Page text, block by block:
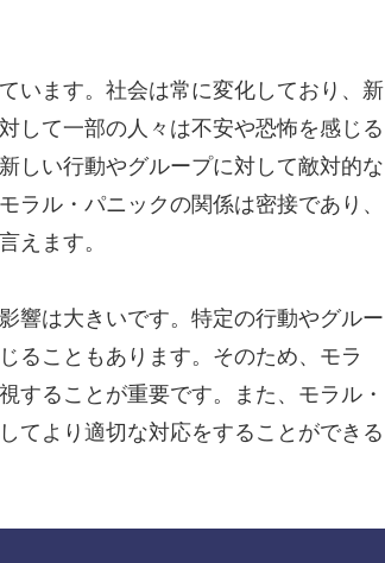
います。社会は常に変化しており、新
して一部の人々は不安や恐怖を感じる
しい行動やグループに対して敵対的な
ル・パニックの関係は密接であり、
えます。
響は大きいです。特定の行動やグルー
ることもあります。そのため、モラ
することが重要です。また、モラル・
てより適切な対応をすることができる